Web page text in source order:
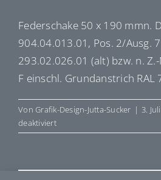
Federschake 50 x 190 mmn.
904.04.013.01, Pos. 2/Ausg.
293.02.026.01 (alt) bzw. n.
F einschl. Grundanstrich RAL
VonGrafik-Design-Jutta-Sucker | 3.
deaktiviertfür
E50190